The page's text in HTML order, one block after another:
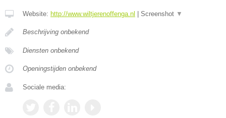
Website: http://www.wiltjerenoffenga.nl Screenshot ▼
Beschrijving onbekend
Diensten onbekend
Openingstijden onbekend
Sociale media: